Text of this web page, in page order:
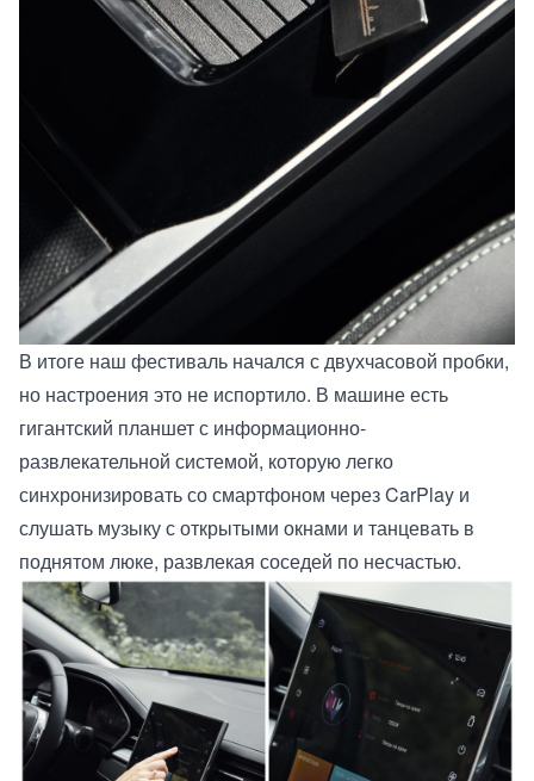
В итоге наш фестиваль начался с двухчасовой пробки,
но настроения это не испортило. В машине есть
гигантский планшет с информационно-
развлекательной системой, которую легко
синхронизировать со смартфоном через CarPlay и
слушать музыку с открытыми окнами и танцевать в
поднятом люке, развлекая соседей по несчастью.